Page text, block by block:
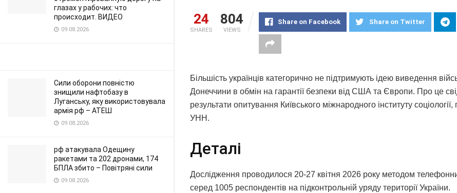
глазах у рабочих: что
происходит. ВИДЕО
09.08.2026
Сили оборони повністю
знищили нафтобазу в
Луганську, яку використовувала
армія рф – АТЕШ
09.08.2026
рф атакувала Одещину
ракетами та 202 дронами, 174
БПЛА збито – Повітряні сили
09.08.2026
24
SHARES
804
VIEWS
Share on Facebook Share on Twitter
Більшість українців категорично не підтримують ідею виведення
Донеччини в обмін на гарантії безпеки від США та Європи. Про це
результати опитування Київського міжнародного інституту
УНН.
Деталі
Дослідження проводилося 20-27 квітня 2026 року методом
серед 1005 респондентів на підконтрольній уряду території України.